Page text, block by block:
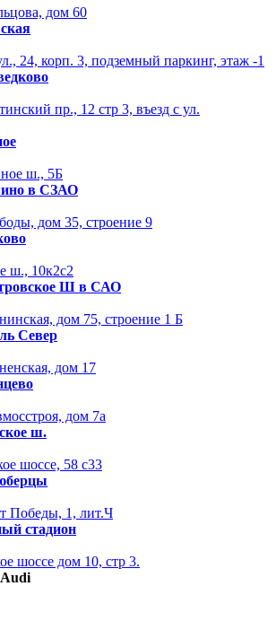
дом 60
24, корп. 3, подземный паркинг, этаж -1
пр., 12 стр 3, въезд с ул.
ш., 5Б
в СЗАО
дом 35, строение 9
ш., 10к2с2
Ш в САО
дом 75, строение 1 Б
Север
дом 17
дом 7а
ш.
шоссе, 58 с33
Победы, 1, лит.Ч
стадион
шоссе дом 10, стр 3.